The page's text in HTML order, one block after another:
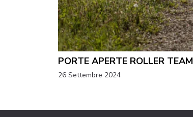
PORTE APERTE ROLLER TEAM
26 Settembre 2024